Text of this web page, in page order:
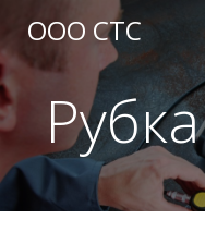
ООО СТС